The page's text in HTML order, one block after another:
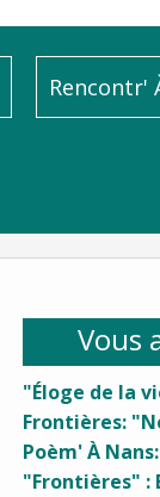
Rencontr'
Vous
"Éloge de la
Frontières:
"Frontières" :